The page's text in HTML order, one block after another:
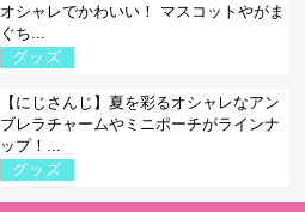
オシャレでかわいい！ マスコットやがま
ぐち...
グッズ
【にじさんじ】夏を彩るオシャレなアン
ブレラチャームやミニポーチがラインナ
ップ！...
グッズ